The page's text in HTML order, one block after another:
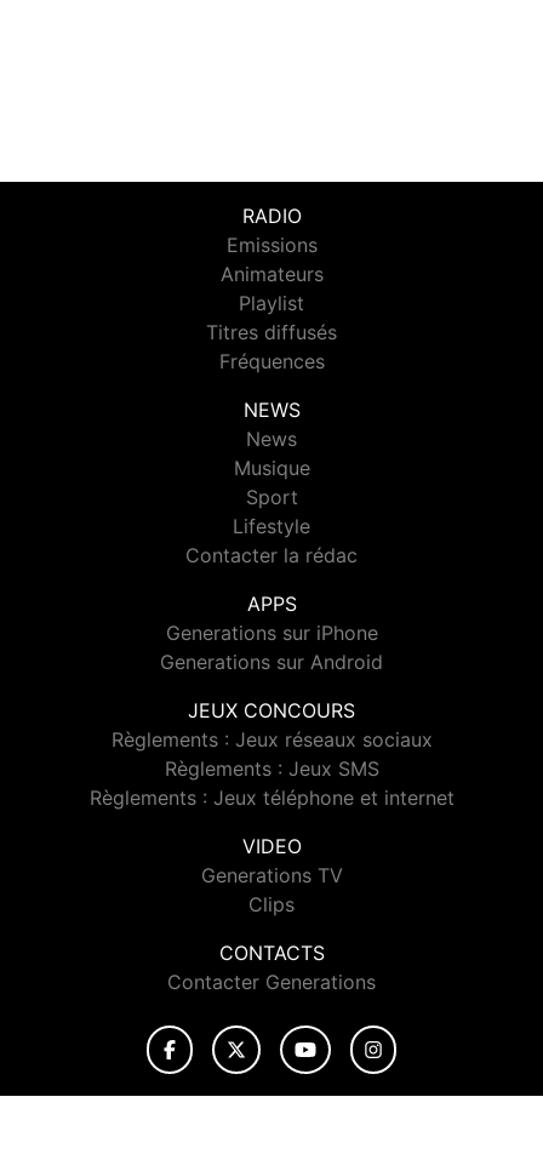
RADIO
Emissions
Animateurs
Playlist
Titres diffusés
Fréquences
NEWS
News
Musique
Sport
Lifestyle
Contacter la rédac
APPS
Generations sur iPhone
Generations sur Android
JEUX CONCOURS
Règlements : Jeux réseaux sociaux
Règlements : Jeux SMS
Règlements : Jeux téléphone et internet
VIDEO
Generations TV
Clips
CONTACTS
Contacter Generations